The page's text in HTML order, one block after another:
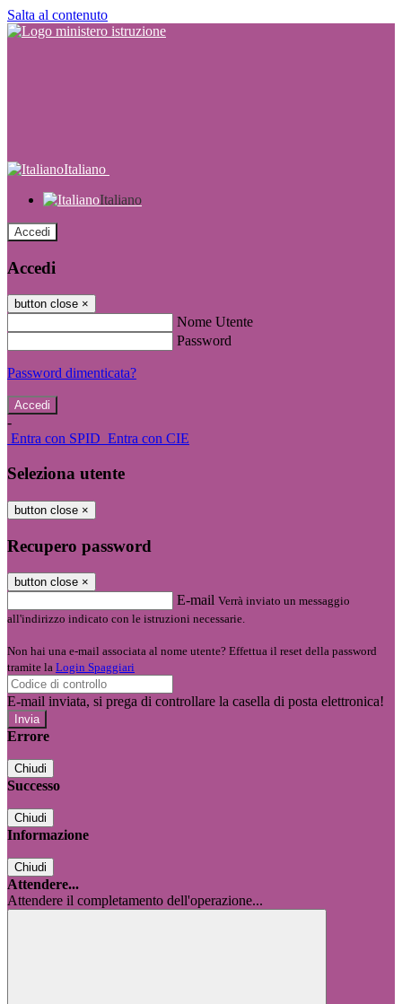
Salta al contenuto
Italiano
Italiano
Accedi
Accedi
button close ×
Nome Utente
Password
Password dimenticata?
-
Entra con SPID Entra con CIE
Seleziona utente
button close ×
Recupero password
button close ×
E-mail Verrà inviato un messaggio
all'indirizzo indicato con le istruzioni necessarie.
Non hai una e-mail associata al nome utente? Effettua il reset della password
tramite la Login Spaggiari
E-mail inviata, si prega di controllare la casella di posta elettronica!
Errore
Chiudi
Successo
Chiudi
Informazione
Chiudi
Attendere...
Attendere il completamento dell'operazione...